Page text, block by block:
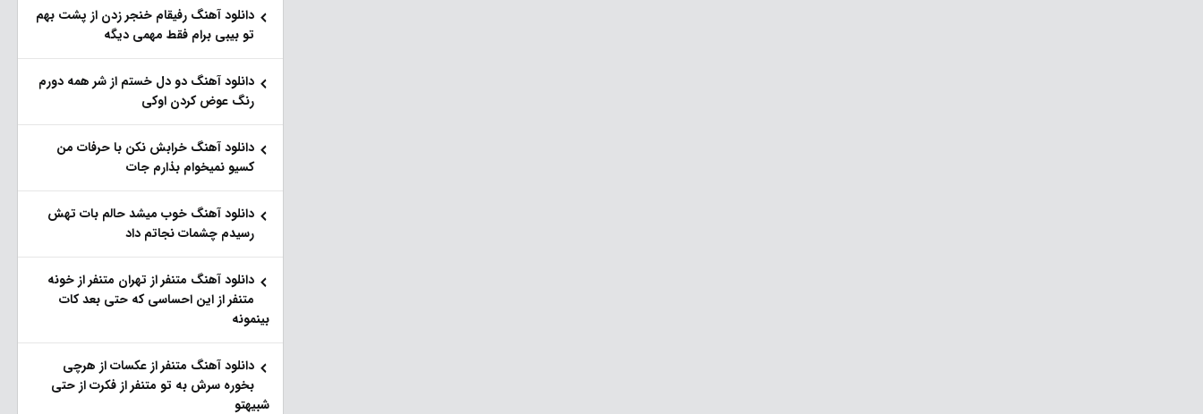
دانلود آهنگ رفیقام خنجر زدن از پشت بهم
تو بیبی برام فقط مهمی دیگه
دانلود آهنگ دو دل خستم از شر همه دورم
رنگ عوض کردن اوکی
دانلود آهنگ خرابش نکن با حرفات من
کسیو نمیخوام بذارم جات
دانلود آهنگ خوب میشد حالم بات تهش
رسیدم چشمات نجاتم داد
دانلود آهنگ متنفر از تهران متنفر از خونه
متنفر از این احساسی که حتی بعد کات
بینمونه
دانلود آهنگ متنفر از عکسات از هرچی
بخوره سرش به تو متنفر از فکرت از حتی
شبیهتو